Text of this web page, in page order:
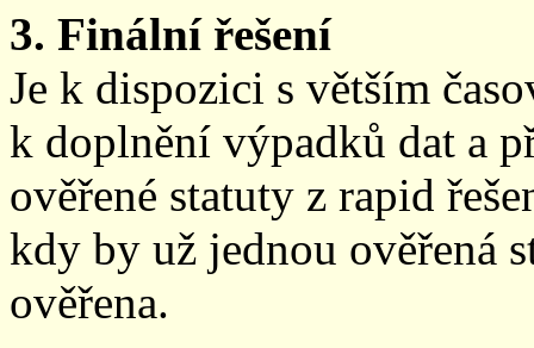
3. Finální řešení
Je k dispozici s větším
k doplnění výpadků dat a
ověřené statuty z rapid
kdy by už jednou ověřená
ověřena.